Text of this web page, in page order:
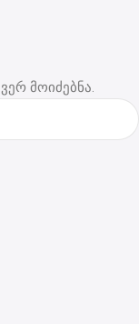
მოიძებნა.